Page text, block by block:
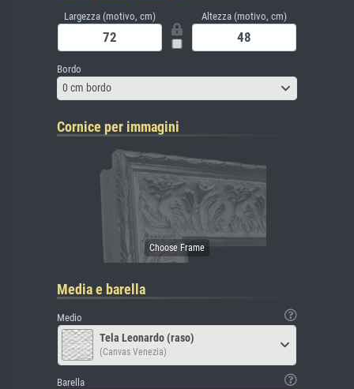
Largezza (motivo, cm) Altezza (motivo, cm)
Bordo
0 cm bordo
Cornice per immagini
Media e barella
Medio
Tela Leonardo (raso)
(Canvas Venezia)
Barella